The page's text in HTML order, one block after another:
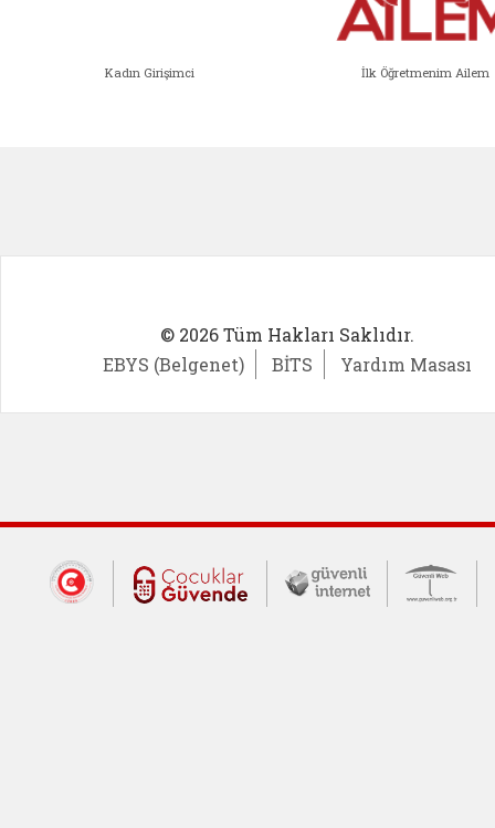
Kadın Girişimci İlk Öğretmenim Ailem
© 2026 Tüm Hakları Saklıdır.
EBYS (Belgenet)
BİTS Yardım Masası
Dış Bağlantılar
Cumhurbaşkanlığı İletişim Merkezi
Çocuklar Güvende (yeni
Güvenli